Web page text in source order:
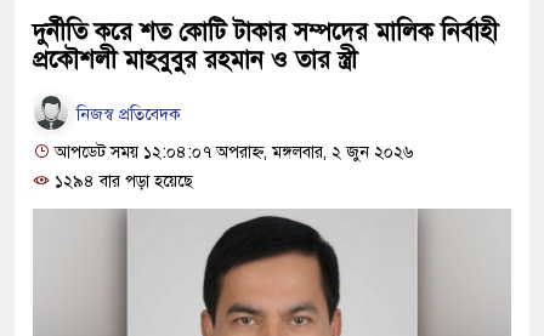
দুর্নীতি করে শত কোটি টাকার সম্পদের মালিক নির্বাহী
প্রকৌশলী মাহবুবুর রহমান ও তার স্ত্রী
নিজস্ব প্রতিবেদক
আপডেট সময় ১২:০৪:০৭ অপরাহ্ন, মঙ্গলবার, ২ জুন ২০২৬
১২৯৪ বার পড়া হয়েছে